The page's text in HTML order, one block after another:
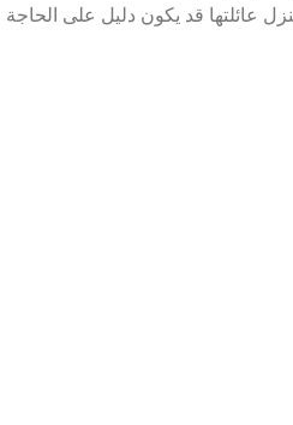
عائلتها قد يكون دليل على الحاجة